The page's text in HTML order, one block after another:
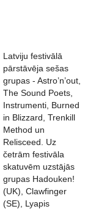
Latviju festivālā
pārstāvēja sešas
grupas - Astro’n’out,
The Sound Poets,
Instrumenti, Burned
in Blizzard, Trenkill
Method un
Relisceed. Uz
četrām festivāla
skatuvēm uzstājās
grupas Hadouken!
(UK), Clawfinger
(SE), Lyapis